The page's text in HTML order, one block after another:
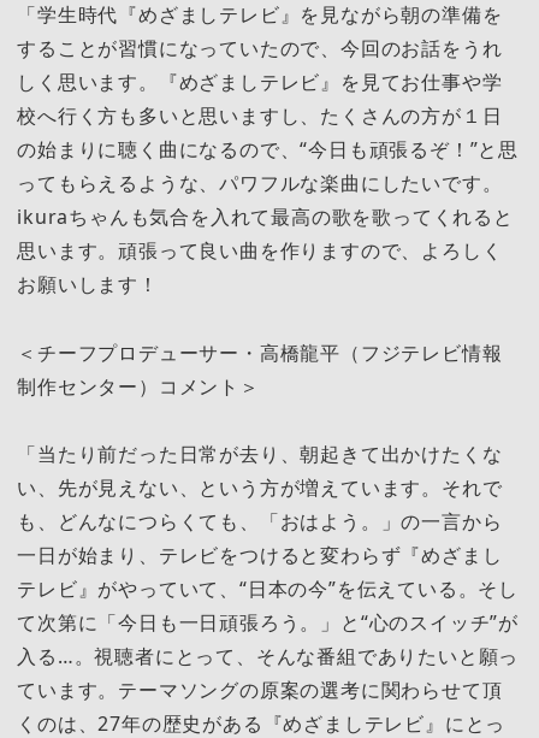
「学生時代『めざましテレビ』を見ながら朝の準備を
することが習慣になっていたので、今回のお話をうれ
しく思います。『めざましテレビ』を見てお仕事や学
校へ行く方も多いと思いますし、たくさんの方が１日
の始まりに聴く曲になるので、“今日も頑張るぞ！”と思
ってもらえるような、パワフルな楽曲にしたいです。
ikuraちゃんも気合を入れて最高の歌を歌ってくれると
思います。頑張って良い曲を作りますので、よろしく
お願いします！
＜チーフプロデューサー・高橋龍平（フジテレビ情報
制作センター）コメント＞
「当たり前だった日常が去り、朝起きて出かけたくな
い、先が見えない、という方が増えています。それで
も、どんなにつらくても、「おはよう。」の一言から
一日が始まり、テレビをつけると変わらず『めざまし
テレビ』がやっていて、“日本の今”を伝えている。そし
て次第に「今日も一日頑張ろう。」と“心のスイッチ”が
入る…。視聴者にとって、そんな番組でありたいと願っ
ています。テーマソングの原案の選考に関わらせて頂
くのは、27年の歴史がある『めざましテレビ』にとっ